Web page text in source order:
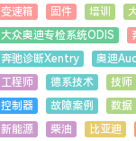
变速箱
固件 培训
大众奥迪专检系统ODIS
奔驰诊断Xentry
奥迪
工程师
德系技术 技师
控制器
故障案例 数据
新能源
柴油 比亚迪